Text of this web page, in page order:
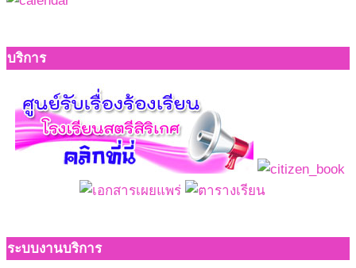
บริการ
ระบบงานบริการ